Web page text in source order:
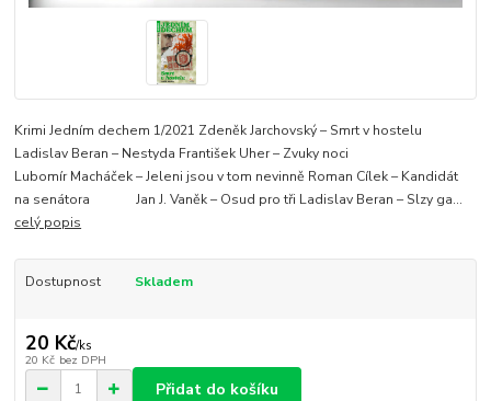
Krimi Jedním dechem 1/2021 Zdeněk Jarchovský – Smrt v hostelu
Ladislav Beran – Nestyda František Uher – Zvuky noci
Lubomír Macháček – Jeleni jsou v tom nevinně Roman Cílek – Kandidát
na senátora Jan J. Vaněk – Osud pro tři Ladislav Beran – Slzy ga...
celý popis
Dostupnost Skladem
20 Kč/ks
20 Kč bez DPH
Přidat do košíku